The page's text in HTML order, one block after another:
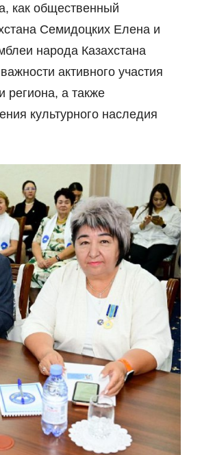
как общественный
Семидоцких Елена и
народа Казахстана
активного участия
региона, а также
культурного наследия